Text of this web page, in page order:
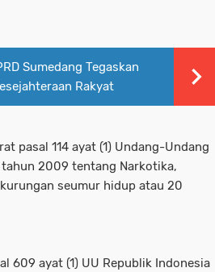
Sumedang Tegaskan
Rakyat
pasal 114 ayat (1) Undang-Undang
2009 tentang Narkotika,
seumur hidup atau 20
609 ayat (1) UU Republik Indonesia